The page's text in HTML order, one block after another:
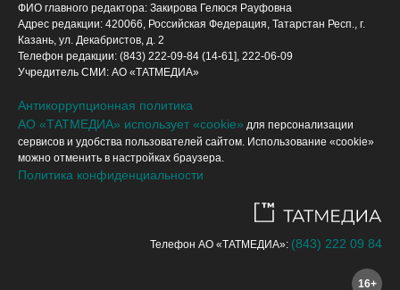
ФИО главного редактора: Закирова Гелюся Рауфовна
Адрес редакции: 420066, Российская Федерация, Татарстан Респ., г.
Казань, ул. Декабристов, д. 2
Телефон редакции: (843) 222-09-84 (14-61], 222-06-09
Учредитель СМИ: АО «ТАТМЕДИА»
Антикоррупционная политика
АО «ТАТМЕДИА» использует «cookie» для персонализации
сервисов и удобства пользователей сайтом. Использование «cookie»
можно отменить в настройках браузера.
Политика конфиденциальности
Телефон АО «ТАТМЕДИА»: (843) 222 09 84
16+